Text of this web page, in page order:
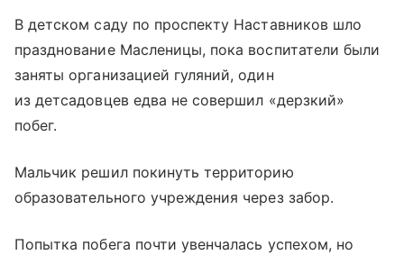
В детском саду по проспекту Наставников шло
празднование Масленицы, пока воспитатели были
заняты организацией гуляний, один
из детсадовцев едва не совершил «дерзкий»
побег.
Мальчик решил покинуть территорию
образовательного учреждения через забор.
Попытка побега почти увенчалась успехом, но